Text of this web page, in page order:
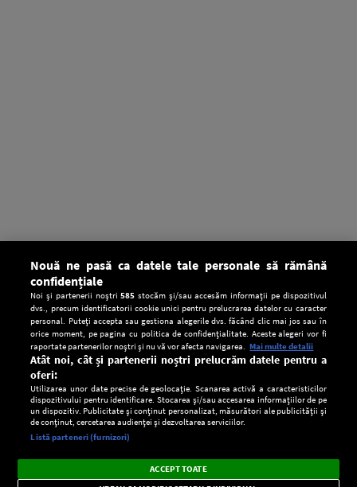
Setări:
Dark
Mode
Radio live, podcasturi, știri și alerte
importante.
×
Nouă ne pasă ca datele tale personale să rămână
confidențiale
Noi și partenerii noștri585 stocăm și/sau accesăm informații pe dispozitivul
dvs., precum identificatorii cookie unici pentru prelucrarea datelor cu caracter
personal. Puteți accepta sau gestiona alegerile dvs. făcând clic mai jos sau în
orice moment, pe pagina cu politica de confidențialitate. Aceste alegeri vor fi
raportate partenerilor noștri și nu vă vor afecta navigarea. Mai multe detalii
Atât noi, cât și partenerii noștri prelucrăm datele pentru a
oferi:
Utilizarea unor date precise de geolocație. Scanarea activă a caracteristicilor
dispozitivului pentru identificare. Stocarea și/sau accesarea informațiilor de pe
un dispozitiv. Publicitate și conținut personalizat, măsurători ale publicității și
de conținut, cercetarea audienței și dezvoltarea serviciilor.
Listă parteneri (furnizori)
ACCEPT TOATE